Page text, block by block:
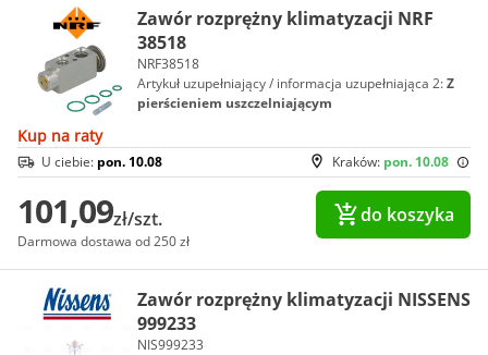
Zawór rozprężny klimatyzacji NRF
38518
NRF38518
Artykuł uzupełniający / informacja uzupełniająca 2:Z
pierścieniem uszczelniającym
Kup na raty
Kraków: pon. 10.08
U ciebie: pon. 10.08
101,09zł/szt.
Darmowa dostawa od 250 zł
do koszyka
Zawór rozprężny klimatyzacji NISSENS
999233
NIS999233